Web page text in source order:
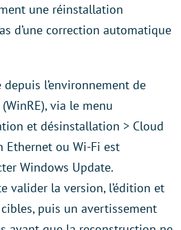
une réinstallation
d’une correction automatique
l’environnement de
via le menu
et désinstallation > Cloud
Ethernet ou Wi-Fi est
Windows Update.
valider la version, l’édition et
puis un avertissement